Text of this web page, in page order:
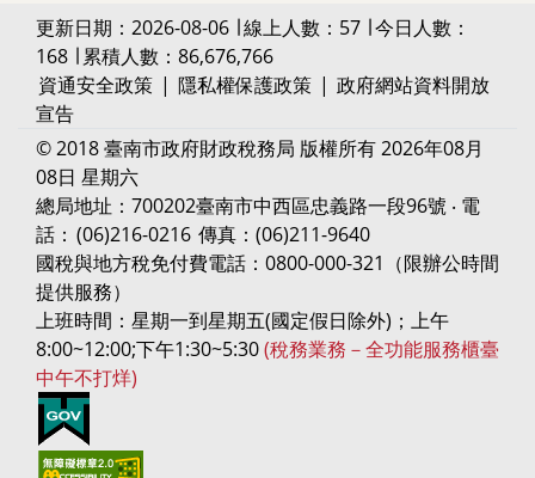
更新日期：2026-08-06 ∣ 線上人數：57 ∣ 今日人數：
168 ∣ 累積人數：86,676,766
資通安全政策 | 隱私權保護政策 | 政府網站資料開放
宣告
© 2018 臺南市政府財政稅務局 版權所有 2026年08月
08日 星期六
總局地址：700202臺南市中西區忠義路一段96號 ‧ 電
話： (06)216-0216 傳真：(06)211-9640
國稅與地方稅免付費電話：0800-000-321（限辦公時間
提供服務）
上班時間：星期一到星期五(國定假日除外)；上午
8:00~12:00;下午1:30~5:30(稅務業務－全功能服務櫃臺
中午不打烊)